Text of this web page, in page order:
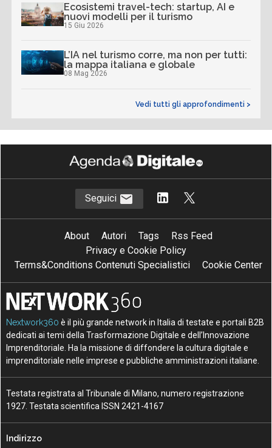
Ecosistemi travel-tech: startup, AI e
nuovi modelli per il turismo
15 Giu 2026
L’IA nel turismo corre, ma non per tutti:
la mappa italiana e globale
08 Mag 2026
Vedi tutti gli approfondimenti >
Seguici
About Autori Tags
Rss Feed
Privacy e Cookie Policy
Terms&Conditions Contenuti Specialistici
Cookie Center
Nextwork360 è il più grande network in Italia di testate e portali B2B
dedicati ai temi della Trasformazione Digitale e dell’Innovazione
Imprenditoriale. Ha la missione di diffondere la cultura digitale e
imprenditoriale nelle imprese e pubbliche amministrazioni italiane.
Testata registrata al Tribunale di Milano, numero registrazione
1927. Testata scientifica ISSN 2421-4167
Indirizzo